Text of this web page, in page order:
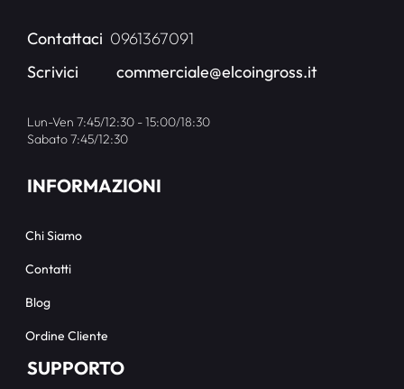
Contattaci 0961367091
Scrivici
commerciale@elcoingross.it
Lun-Ven 7:45/12:30 - 15:00/18:30
Sabato 7:45/12:30
INFORMAZIONI
Chi Siamo
Contatti
Blog
Ordine Cliente
SUPPORTO